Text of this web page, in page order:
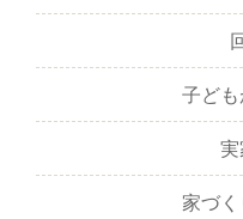
子ど
実
家づ